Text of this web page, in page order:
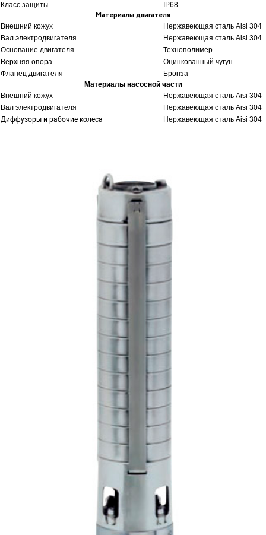
Класс защиты
IP68
Материалы двигателя
Внешний кожух
Нержавеющая сталь Aisi 304
Вал электродвигателя
Нержавеющая сталь Aisi 304
Основание двигателя
Технополимер
Верхняя опора
Оцинкованный чугун
Фланец двигателя
Бронза
Материалы насосной части
Внешний кожух
Нержавеющая сталь Aisi 304
Вал электродвигателя
Нержавеющая сталь Aisi 304
Диффузоры и рабочие колеса
Нержавеющая сталь Aisi 304